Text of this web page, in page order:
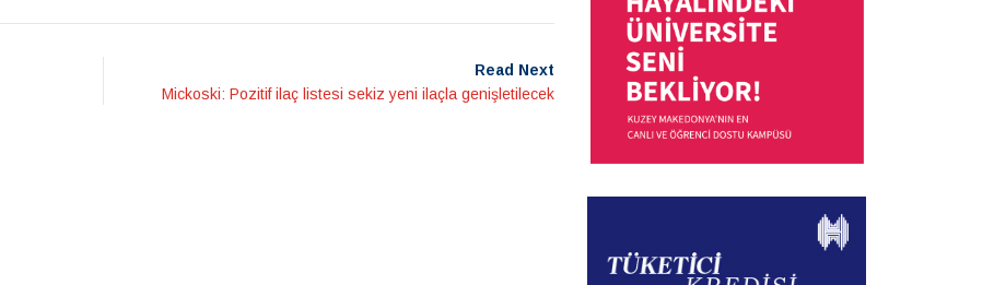
Read Next
Mickoski: Pozitif ilaç listesi sekiz yeni ilaçla genişletilecek